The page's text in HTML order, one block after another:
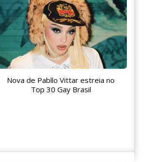
Nova de Pabllo Vittar estreia no
Top 30 Gay Brasil